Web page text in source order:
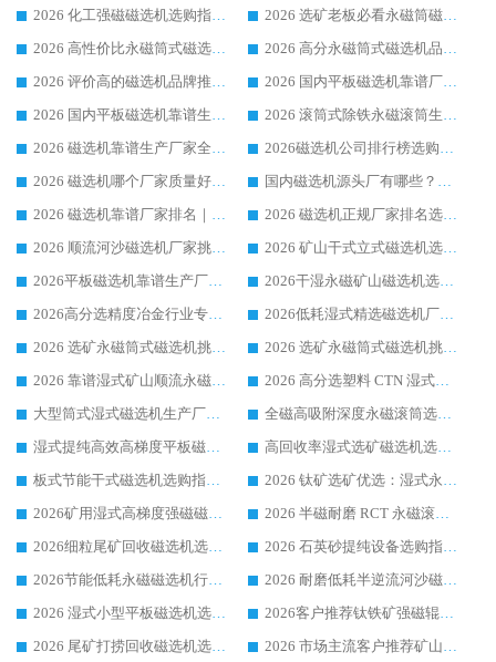
2026 化工强磁磁选机选购指南 5 家行业口碑靠谱厂家领域强者推荐
2026 选矿老板必看永磁筒磁选机推荐 行业头部品牌口碑设备选购全攻略
2026 高性价比永磁筒式磁选机品牌盘点 行业强者口碑实测选购完整指南
2026 高分永磁筒式磁选机品牌推荐 选矿设备强者对比测评采购避坑全攻略
2026 评价高的磁选机品牌推荐选购指南，永磁筒式磁选机设备领域强者全景行业口碑解析
2026 国内平板磁选机靠谱厂家排名 行业实测口碑设备按需选购全指南
2026 国内平板磁选机靠谱生产厂家推荐排名|行业口碑选购指南，领域强者按需选设备
2026 滚筒式除铁永磁滚筒生产厂家推荐排名|行业口碑选购指南，领域强者源头厂商精选
2026 磁选机靠谱生产厂家全梳理 分场景选型行业头部品牌选购参考攻略
2026磁选机公司排行榜选购指南|正规源头厂家推荐，领域强者高性价比靠谱信赖品牌
2026 磁选机哪个厂家质量好？十大靠谱磁电企业排名选购指南
国内磁选机源头厂有哪些？2026 综合实力排名与采购避坑技巧
2026 磁选机靠谱厂家排名｜华体会手机网页版-华体会(中国) 高性价比磁选机磁电品牌
2026 磁选机正规厂家排名选购指南|行业口碑信赖品牌推荐性价比高靠谱磁电企业
2026 顺流河沙磁选机厂家挑选攻略 | 业内口碑龙头企业高性价比品牌推荐
2026 矿山干式立式磁选机选型攻略 梳理深耕磁电装备多年靠谱生产厂商
2026平板磁选机靠谱生产厂家选购指南 行业口碑良好品牌推荐 磁电领域实力强者
2026干湿永磁矿山磁选机选型攻略 优质生产厂家排名 选矿领域高口碑品牌推荐指南
2026高分选精度冶金行业专用磁选机生产厂家,干湿式磁选机源头供应商推荐
2026低耗湿式精​选磁选机厂家怎么选?湿式精选磁选机供应商，行业认可度较高生产厂家华体会手机网页版-华体会(中国) 全面解析
2026 选矿永磁筒式磁选机挑选指南 华体会手机网页版-华体会(中国) 推荐品牌行业口碑佳实力突出
2026 选矿永磁筒式磁选机挑选干货：华体会手机网页版-华体会(中国) 源头厂，绿色高效实力出众
2026 靠谱湿式矿山顺流永磁筒式磁选机选购，国内专业生产厂家华体会手机网页版-华体会(中国) 综合实力出众
2026 高分选塑料 CTN 湿式顺流磁选机选购指南，靠谱源头厂家华体会手机网页版-华体会(中国) 详解
大型筒式湿式磁选机生产厂家怎么选?华体会手机网页版-华体会(中国) 设备口碑广受行业认可
全磁高吸附深度永磁滚筒选购指南 业内口碑稳定磁电设备生产厂家详细推荐
湿式提纯高效高梯度平板磁选机靠谱设备源头厂商华体会手机网页版-华体会(中国) 综合测评
高回收率湿式选矿磁选机选购指南 业内口碑磁电设备生产厂家实力解析
板式节能干式磁选机选购指南，源头生产厂家华体会手机网页版-华体会(中国) 综合实力可观
2026 钛矿选矿优选：湿式永磁筒式磁选机源头厂家华体会手机网页版-华体会(中国) 综合解析
2026矿用湿式高梯度强磁磁选机选购指南，临朐靠谱磁电生产厂家华体会手机网页版-华体会(中国) 详解
2026 半磁耐磨 RCT 永磁滚筒选购指南，临朐源头生产厂家华体会手机网页版-华体会(中国) 实测分享
2026细粒尾矿回收磁选机选购指南 产业集群优质生产厂家华体会手机网页版-华体会(中国) 解析
2026 石英砂提纯设备选购指南：华体会手机网页版-华体会(中国) 提纯磁选机厂家综合解读
2026节能低耗永磁磁选机行业优选标杆 临朐华体会手机网页版-华体会(中国) 专业生产厂家
2026 耐磨低耗半逆流河沙磁选机选购指南 临朐产业集群源头厂华体会手机网页版-华体会(中国) 详细解析
2026 湿式小型平板磁选机选矿适配设备 临朐华体会手机网页版-华体会(中国) 实体生产厂家直供
2026客户推荐钛铁矿强磁辊式磁选机，临朐靠谱生产厂家华体会手机网页版-华体会(中国) 详解
2026 尾矿打捞回收磁选机选购 主流市场推荐实力生产厂家
2026 市场主流客户推荐矿山磁选机靠谱生产厂家选华体会手机网页版-华体会(中国)